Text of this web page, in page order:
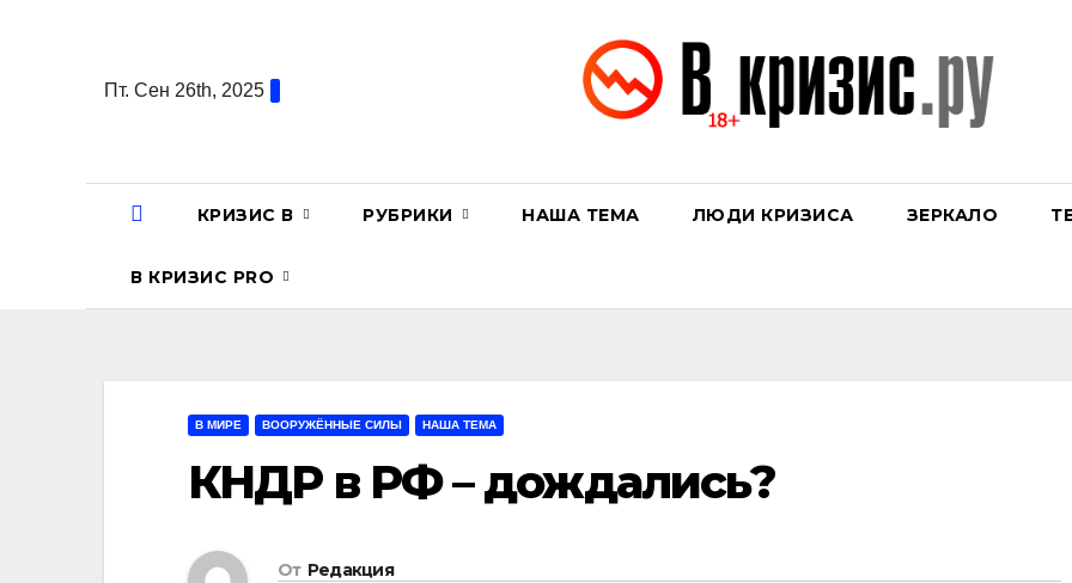
содержаниюПт. Сен 26th, 2025
КРИЗИС В РУБРИКИ НАША ТЕМА ЛЮДИ КРИЗИСА ЗЕРКАЛО
В КРИЗИС PRO
В МИРЕ ВООРУЖЁННЫЕ СИЛЫ НАША ТЕМА
КНДР в РФ – дождались?
От Редакция